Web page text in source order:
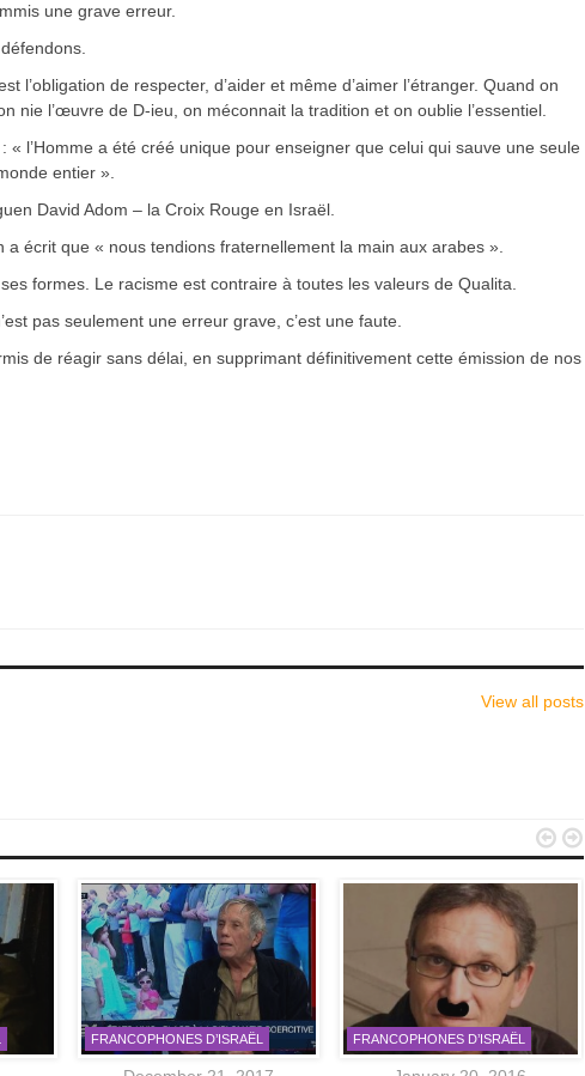
une grave erreur.
l’obligation de respecter, d’aider et même d’aimer l’étranger. Quand on
nie l’œuvre de D-ieu, on méconnait la tradition et on oublie l’essentiel.
l’Homme a été créé unique pour enseigner que celui qui sauve une seule
entier ».
David Adom – la Croix Rouge en Israël.
a écrit que « nous tendions fraternellement la main aux arabes ».
formes. Le racisme est contraire à toutes les valeurs de Qualita.
pas seulement une erreur grave, c’est une faute.
de réagir sans délai, en supprimant définitivement cette émission de nos
View all posts
FRANCOPHONES D’ISRAËL FRANCOPHONES D’ISRAËL
 